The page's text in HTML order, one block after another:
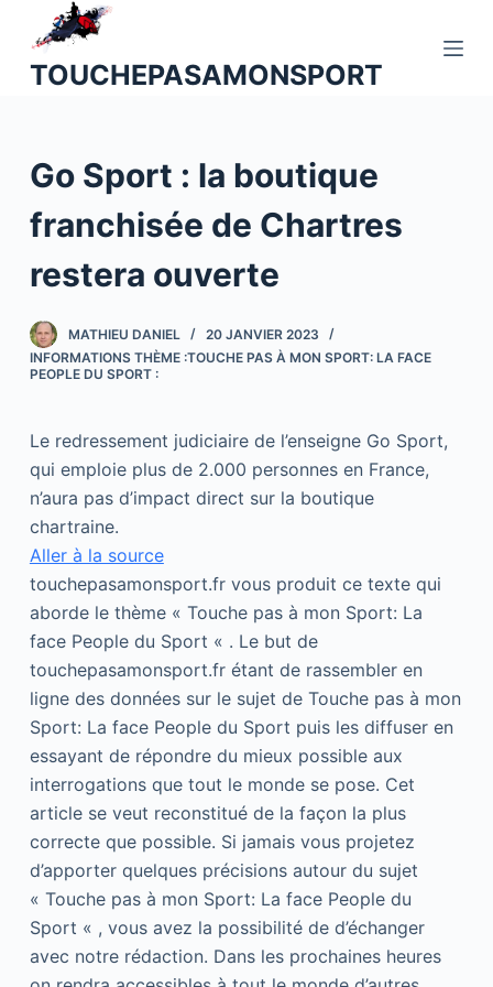
u
o
e
TOUCHEPASAMONSPORT
Go Sport : la boutique
franchisée de Chartres
restera ouverte
MATHIEU DANIEL
20 JANVIER 2023
INFORMATIONS THÈME :TOUCHE PAS À MON SPORT: LA FACE
PEOPLE DU SPORT :
Le redressement judiciaire de l’enseigne Go Sport,
qui emploie plus de 2.000 personnes en France,
n’aura pas d’impact direct sur la boutique
chartraine.
Aller à la source
touchepasamonsport.fr vous produit ce texte qui
aborde le thème « Touche pas à mon Sport: La
face People du Sport « . Le but de
touchepasamonsport.fr étant de rassembler en
ligne des données sur le sujet de Touche pas à mon
Sport: La face People du Sport puis les diffuser en
essayant de répondre du mieux possible aux
interrogations que tout le monde se pose. Cet
article se veut reconstitué de la façon la plus
correcte que possible. Si jamais vous projetez
d’apporter quelques précisions autour du sujet
« Touche pas à mon Sport: La face People du
Sport « , vous avez la possibilité de d’échanger
avec notre rédaction. Dans les prochaines heures